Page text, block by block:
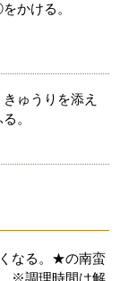
かける。
ゅうりを添え
。
なる。★の南蛮